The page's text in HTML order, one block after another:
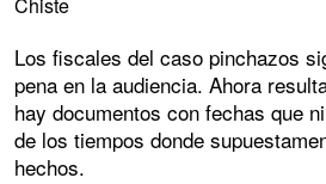
Chiste
Los fiscales del caso pinchazos
pena en la audiencia. Ahora
hay documentos con fechas que
de los tiempos donde
hechos.